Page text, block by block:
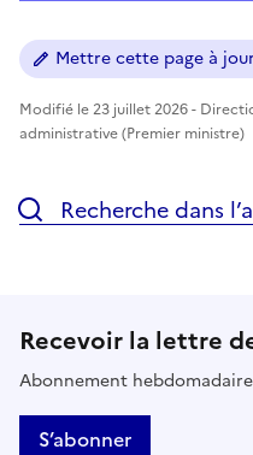
Mettre cette page à
Modifié le 23 juillet 2026 -
administrative (Premier ministre)
Recherche dans
Recevoir la lettre
Abonnement
S’abonner